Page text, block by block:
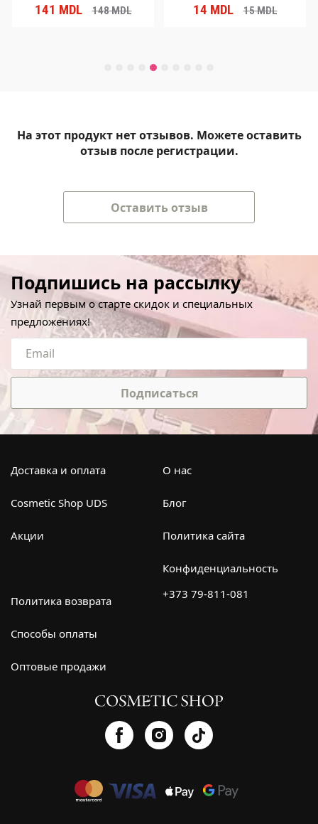
141 MDL 148MDL 14 MDL 15MDL
На этот продукт нет отзывов. Можете оставить
отзыв после регистрации.
Оставить отзыв
Подпишись на рассылку
Узнай первым о старте скидок и специальных
предложениях!
Подписаться
Доставка и оплата
Cosmetic Shop UDS
Акции
О нас
Блог
Политика сайта
Конфиденциальность
Политика возврата
Способы оплаты
Оптовые продажи
+373 79-811-081